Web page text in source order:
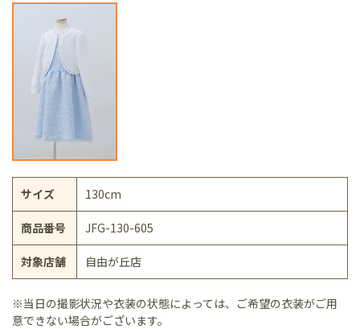
サイズ 130cm
商品番号 JFG-130-605
対象店舗 自由が丘店
※当日の撮影状況や衣装の状態によっては、ご希望の衣装がご用
意できない場合がございます。